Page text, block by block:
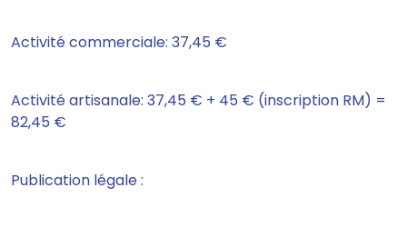
Activité commerciale: 37,45 €
Activité artisanale: 37,45 € + 45 € (inscription RM) =
82,45 €
Publication légale :